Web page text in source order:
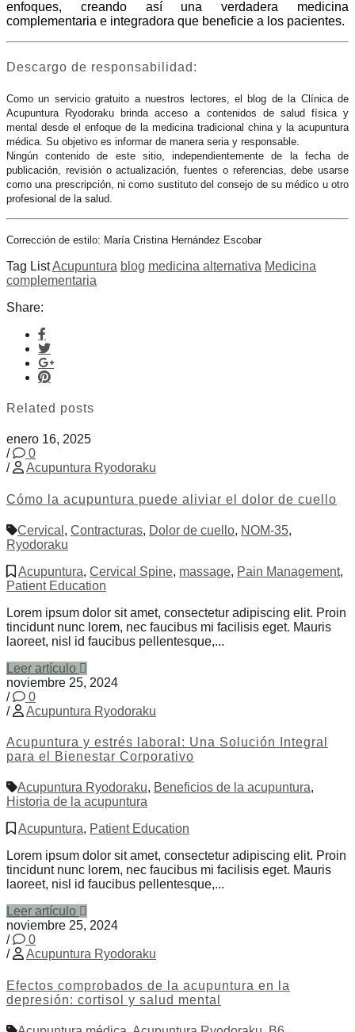
enfoques, creando así una verdadera medicina
complementaria e integradora que beneficie a los pacientes.
Descargo de responsabilidad:
Como un servicio gratuito a nuestros lectores, el blog de la Clínica de
Acupuntura Ryodoraku brinda acceso a contenidos de salud física y
mental desde el enfoque de la medicina tradicional china y la acupuntura
médica. Su objetivo es informar de manera seria y responsable.
Ningún contenido de este sitio, independientemente de la fecha de
publicación, revisión o actualización, fuentes o referencias, debe usarse
como una prescripción, ni como sustituto del consejo de su médico u otro
profesional de la salud.
Corrección de estilo: María Cristina Hernández Escobar
Tag ListAcupuntura blog medicina alternativa Medicina
complementaria
Share:
Related posts
enero 16, 2025
/
0
/
Acupuntura Ryodoraku
Cómo la acupuntura puede aliviar el dolor de cuello
Cervical , Contracturas, Dolor de cuello, NOM-35,
Ryodoraku
Acupuntura, Cervical Spine, massage, Pain Management,
Patient Education
Lorem ipsum dolor sit amet, consectetur adipiscing elit. Proin
tincidunt nunc lorem, nec faucibus mi facilisis eget. Mauris
laoreet, nisl id faucibus pellentesque,...
Leer artículo
noviembre 25, 2024
/
0
/
Acupuntura Ryodoraku
Acupuntura y estrés laboral: Una Solución Integral
para el Bienestar Corporativo
Acupuntura Ryodoraku, Beneficios de la acupuntura,
Historia de la acupuntura
Acupuntura, Patient Education
Lorem ipsum dolor sit amet, consectetur adipiscing elit. Proin
tincidunt nunc lorem, nec faucibus mi facilisis eget. Mauris
laoreet, nisl id faucibus pellentesque,...
Leer artículo
noviembre 25, 2024
/
0
/
Acupuntura Ryodoraku
Efectos comprobados de la acupuntura en la
depresión: cortisol y salud mental